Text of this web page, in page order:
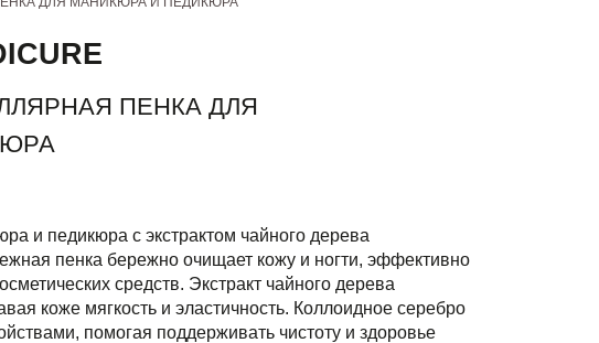
и педикюра с экстрактом чайного дерева
пенка бережно очищает кожу и ногти, эффективно
средств. Экстракт чайного дерева
коже мягкость и эластичность. Коллоидное серебро
помогая поддерживать чистоту и здоровье
ПЕНКА ДЛЯ